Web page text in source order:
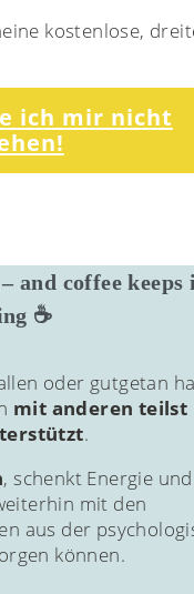
kostenlose,
ich mir nicht
and coffee keeps
☕
oder gutgetan
mit anderen teilst
.
, schenkt Energie und
mit den
aus der
können.